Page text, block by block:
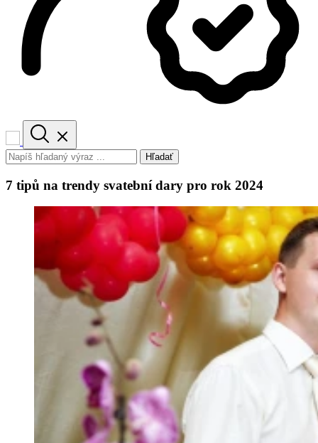
Hľadať
7 tipů na trendy svatební dary pro rok 2024